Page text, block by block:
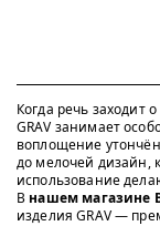
Когда речь заходит
GRAV занимает
воплощение
до мелочей дизайн,
использование
В нашем магазине
изделия GRAV —